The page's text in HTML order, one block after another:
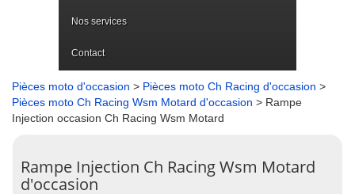
Nos services
Contact
Pièces moto d'occasion > Pièces moto Ch Racing d'occasion >
Pièces moto Ch Racing Wsm Motard d'occasion > Rampe
Injection occasion Ch Racing Wsm Motard
Rampe Injection Ch Racing Wsm Motard
d'occasion